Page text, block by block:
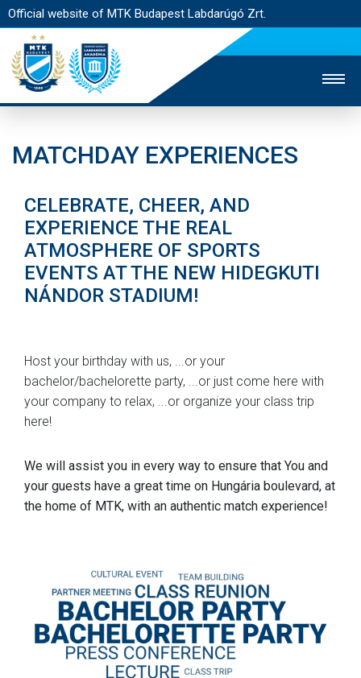
Official website of MTK Budapest Labdarúgó Zrt.
ACADEMY
MATCHES
PRESS ACCREDITATION
FAN EXPERIENCES
MATCHDAY EXPERIENCES
CELEBRATE, CHEER, AND
EXPERIENCE THE REAL
ATMOSPHERE OF SPORTS
EVENTS AT THE NEW HIDEGKUTI
NÁNDOR STADIUM!
Host your birthday with us, ...or your
bachelor/bachelorette party, ...or just come here with
your company to relax, ...or organize your class trip
here!
We will assist you in every way to ensure that You and
your guests have a great time on Hungária boulevard, at
the home of MTK, with an authentic match experience!